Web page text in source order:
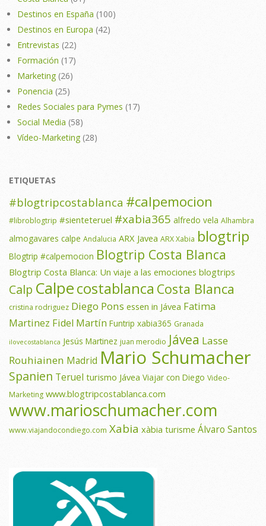
Destinos en España (100)
Destinos en Europa (42)
Entrevistas (22)
Formación (17)
Marketing (26)
Ponencia (25)
Redes Sociales para Pymes (17)
Social Media (58)
Vídeo-Marketing (28)
ETIQUETAS
#blogtripcostablanca #calpemocion
#libroblogtrip #sienteteruel #xabia365 alfredo vela Alhambra
almogavares calpe Andalucia ARX Javea ARX Xabia blogtrip
Blogtrip #calpemocion Blogtrip Costa Blanca
Blogtrip Costa Blanca: Un viaje a las emociones blogtrips
Calp Calpecostablanca Costa Blanca
cristina rodriguez Diego Pons essen in Jávea Fatima
Martinez Fidel Martín Funtrip xabia365 Granada
ilovecostablanca Jesús Martinez juan merodio Jávea Lasse
Rouhiainen Madrid Mario Schumacher
Spanien Teruel turismo Jávea Viajar con Diego Video-
Marketing www.blogtripcostablanca.com
www.marioschumacher.com
www.viajandocondiego.com Xabia xàbia turisme Álvaro Santos